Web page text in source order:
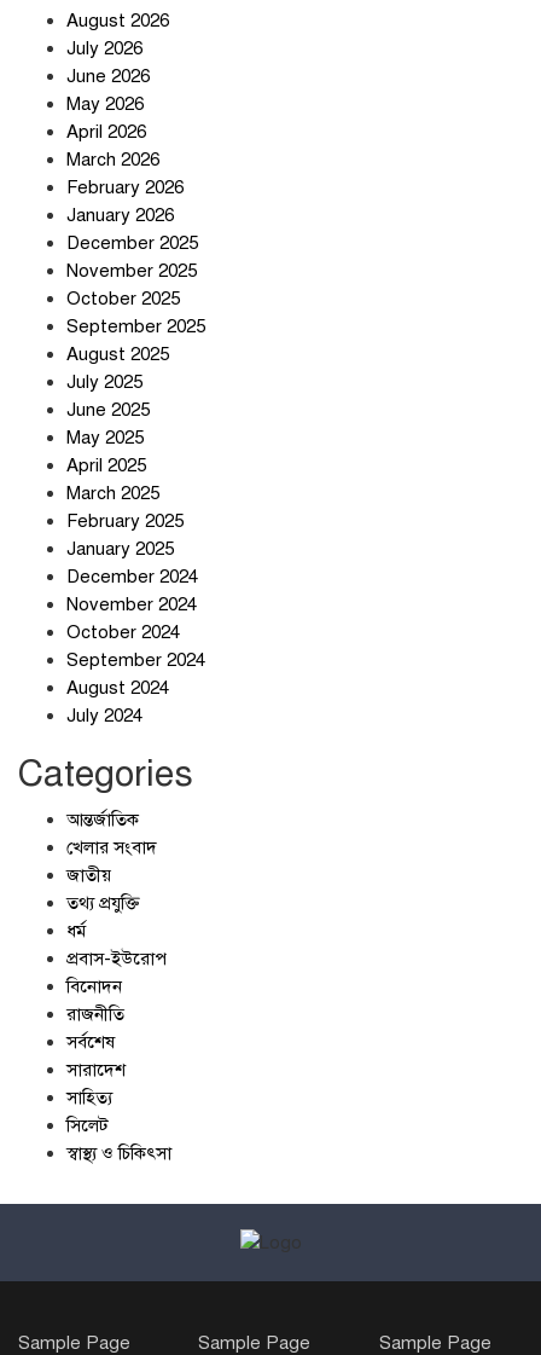
August 2026
July 2026
June 2026
May 2026
April 2026
March 2026
February 2026
January 2026
December 2025
November 2025
October 2025
September 2025
August 2025
July 2025
June 2025
May 2025
April 2025
March 2025
February 2025
January 2025
December 2024
November 2024
October 2024
September 2024
August 2024
July 2024
Categories
আন্তর্জাতিক
খেলার সংবাদ
জাতীয়
তথ্য প্রযুক্তি
ধর্ম
প্রবাস-ইউরোপ
বিনোদন
রাজনীতি
সর্বশেষ
সারাদেশ
সাহিত্য
সিলেট
স্বাস্থ্য ও চিকিৎসা
Sample Page Sample Page Sample Page